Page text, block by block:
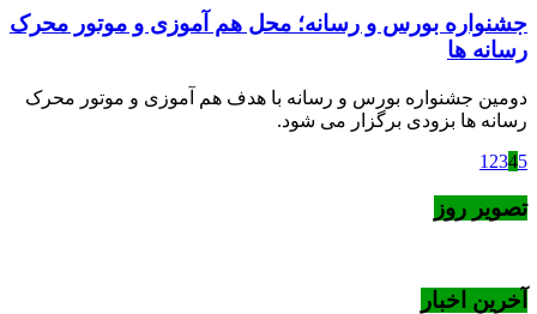
جشنواره بورس و رسانه؛ محل هم آموزی و موتور محرک
رسانه ها
دومین جشنواره بورس و رسانه با هدف هم آموزی و موتور محرک
رسانه ها بزودی برگزار می شود.
1 2345
تصویر روز
آخرین اخبار